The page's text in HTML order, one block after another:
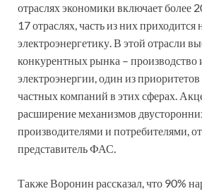
отраслях экономики включает более
17 отраслях, часть из них приходится
электроэнергетику. В этой отрасли
конкурентных рынка – производство
электроэнергии, один из
частных компаний в этих сферах.
расширение механизмов
производителями и потребителями,
представитель ФАС.
Также Воронин рассказал, что 90%